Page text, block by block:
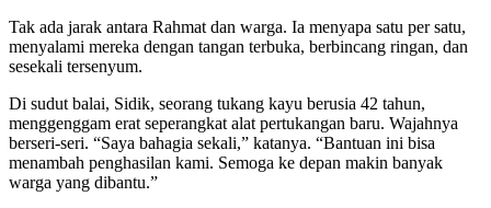
Tak ada jarak antara Rahmat dan warga. Ia menyapa satu per satu,
menyalami mereka dengan tangan terbuka, berbincang ringan, dan
sesekali tersenyum.
Di sudut balai, Sidik, seorang tukang kayu berusia 42 tahun,
menggenggam erat seperangkat alat pertukangan baru. Wajahnya
berseri-seri. “Saya bahagia sekali,” katanya. “Bantuan ini bisa
menambah penghasilan kami. Semoga ke depan makin banyak
warga yang dibantu.”